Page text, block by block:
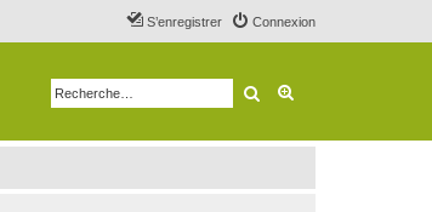
Connexion
S’enregistrer
Rechercher